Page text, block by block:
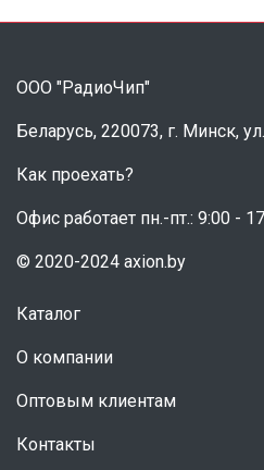
ООО "РадиоЧип"
Беларусь, 220073, г. Минск,
Как проехать?
Офис работает пн.-пт.: 9:00 -
© 2020-2024 axion.by
Каталог
О компании
Оптовым клиентам
Контакты